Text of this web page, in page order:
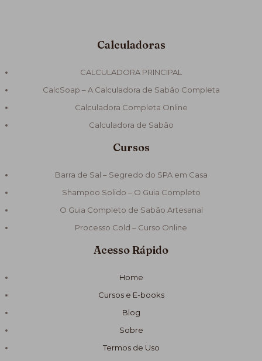
Calculadoras
CALCULADORA PRINCIPAL
CalcSoap – A Calculadora de Sabão Completa
Calculadora Completa Online
Calculadora de Sabão
Cursos
Barra de Sal – Segredo do SPA em Casa
Shampoo Solido – O Guia Completo
O Guia Completo de Sabão Artesanal
Processo Cold – Curso Online
Acesso Rápido
Home
Cursos e E-books
Blog
Sobre
Termos de Uso